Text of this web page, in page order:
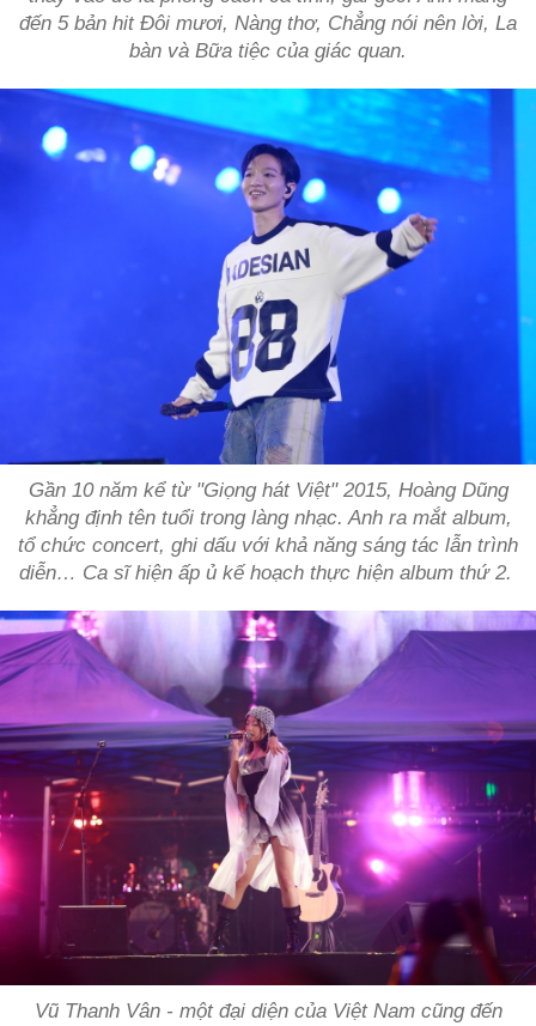
đến 5 bản hit Đôi mươi, Nàng thơ, Chẳng nói nên lời, La
bàn và Bữa tiệc của giác quan.
Gần 10 năm kể từ "Giọng hát Việt" 2015, Hoàng Dũng
khẳng định tên tuổi trong làng nhạc. Anh ra mắt album,
tổ chức concert, ghi dấu với khả năng sáng tác lẫn trình
diễn… Ca sĩ hiện ấp ủ kế hoạch thực hiện album thứ 2.
Vũ Thanh Vân - một đại diện của Việt Nam cũng đến